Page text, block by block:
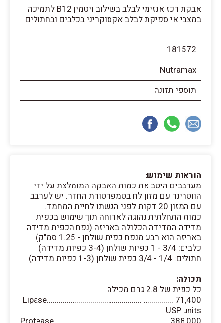
אבקת רכז אנזימי לבלב בשילוב ויטמין B12 לתמיכה
במצבי אי ספיקת לבלב אקסוקריני בכלבים ובחתולים
181572
Nutramax
תוספי תזונה
הוראות שימוש:
מערבבים היטב את כמות האבקה המומלצת על ידי
הווטרינר עם מזון לח בטמפרטורת החדר. יש לערבב
עם המזון 20 דקות לפני הגשתו לחיית המחמד.
כמות התחלתית נהוגה לארוחה תוך שימוש בכפית
מדידה המדידה הכלולה באריזה (נפח הכפית מדידה
באריזה הוא רבע מנפח כפית שולחן - 1.25 סמ"ק)
כלבים: 3/4 - 1 כפיות שולחן (3-4 כפיות מדידה)
חתולים: 1/4 - 3/4 כפית שולחן (1-3 כפיות מדידה)
תכולה:
כל כפית של 2.8 גרם מכילה
Lipase................................................ ............... 71,400
USP units